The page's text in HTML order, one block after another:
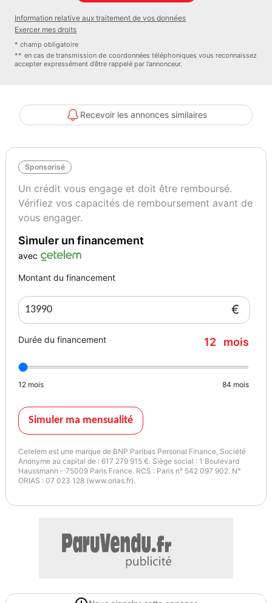
Information relative aux traitement de vos données
Exercer mes droits
* champ obligatoire
** en cas de transmission de coordonnées téléphoniques vous reconnaissez
accepter expressément d’être rappelé par l’annonceur.
Recevoir les annonces similaires
Sponsorisé
Un crédit vous engage et doit être remboursé.
Vérifiez vos capacités de remboursement avant de
vous engager.
Simuler un financement
avec
Montant du financement
€
Durée du financement 12 mois
12 mois 84 mois
Simuler ma mensualité
Cetelem est une marque de BNP Paribas Personal Finance, Société
Anonyme au capital de : 617 279 915 €. Siège social : 1 Boulevard
Haussmann - 75009 Paris France. RCS : Paris n° 542 097 902. N°
ORIAS : 07 023 128 (www.orias.fr).